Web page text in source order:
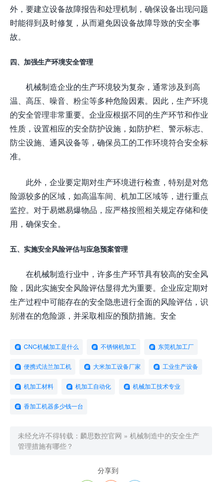
外，要建立设备故障报告和处理机制，确保设备出现问题
时能得到及时修复，从而避免因设备故障导致的安全事
故。
四、加强生产环境安全管理
机械制造企业的生产环境较为复杂，通常涉及到高
温、高压、噪音、粉尘等多种危险因素。因此，生产环境
的安全管理非常重要。企业应根据不同的生产环节和作业
性质，设置相应的安全防护设施，如防护栏、警示标志、
防尘设施、通风设备等，确保员工的工作环境符合安全标
准。
此外，企业要定期对生产环境进行检查，特别是对危
险源较多的区域，如高温车间、机加工区域等，进行重点
监控。对于易燃易爆物品，应严格按照相关规定存储和使
用，确保安全。
五、实施安全风险评估与应急预案管理
在机械制造行业中，许多生产环节具有较高的安全风
险，因此实施安全风险评估显得尤为重要。企业应定期对
生产过程中可能存在的安全隐患进行全面的风险评估，识
别潜在的危险源，并采取相应的预防措施。安全
CNC机械加工是什么 不锈钢机加工 东莞机加工厂
便携式法兰加工机 大米加工设备厂家 工业生产设备
机加工材料 机加工自动化 机械加工技术专业
香加工机器多少钱一台
未经允许不得转载： 麟思数控官网 » 机械制造中的安全生产
管理措施有哪些？
分享到